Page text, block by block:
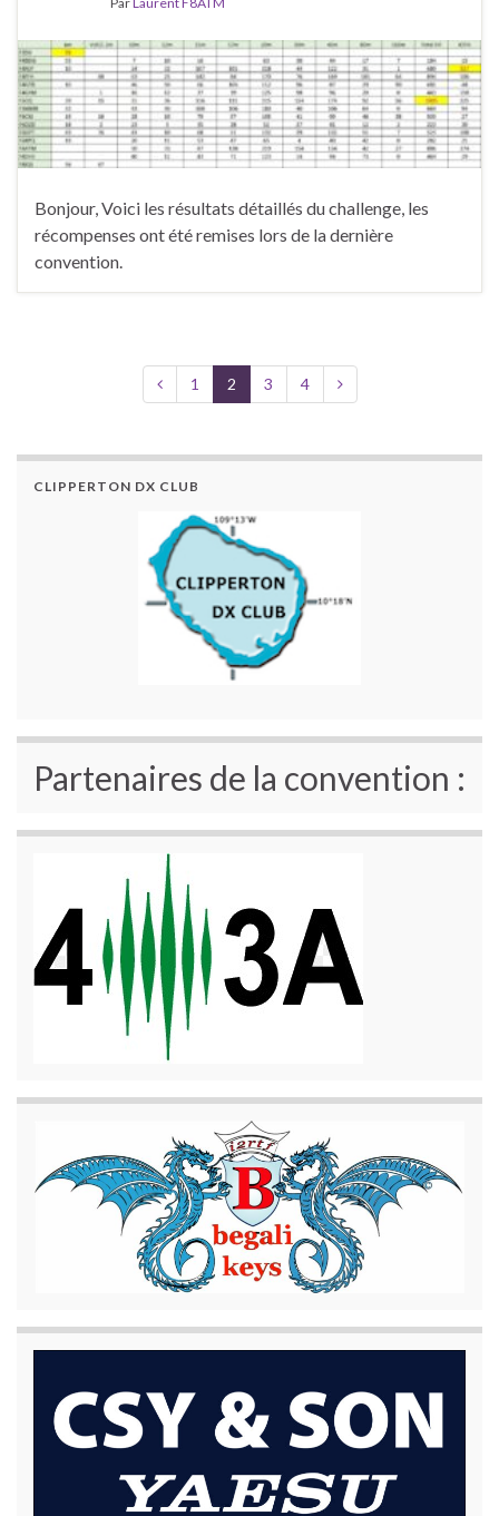
Bonjour, Voici les résultats détaillés du challenge, les
récompenses ont été remises lors de la dernière
convention.
1 2 3 4
CLIPPERTON DX CLUB
Partenaires de la convention :